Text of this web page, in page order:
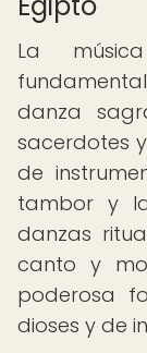
La
danza
sacerdotes
de
tambor y
danzas
canto y
poderosa
dioses y de